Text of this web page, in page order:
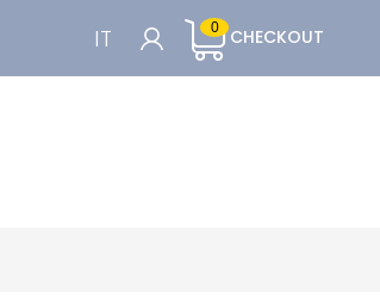
CHECKOUT
0
IT